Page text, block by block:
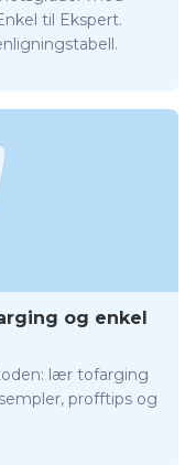
til Ekspert.
og enkel
lær tofarging
profftips og